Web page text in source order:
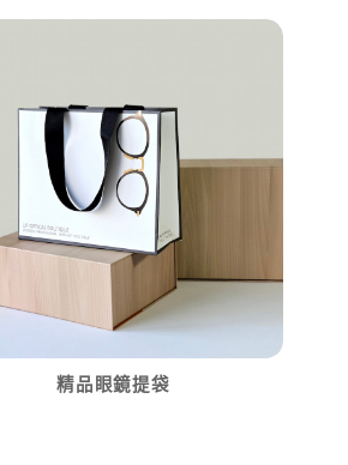
精品眼鏡提袋